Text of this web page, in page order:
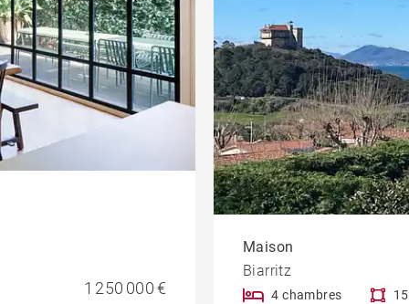
1 250 000 €
Maison
Biarritz
4 chambres